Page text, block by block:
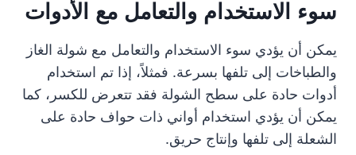
سوء الاستخدام والتعامل مع الأدوات
يمكن أن يؤدي سوء الاستخدام والتعامل مع شولة الغاز
والطباخات إلى تلفها بسرعة. فمثلاً، إذا تم استخدام
أدوات حادة على سطح الشولة فقد تتعرض للكسر، كما
يمكن أن يؤدي استخدام أواني ذات حواف حادة على
الشعلة إلى تلفها وإنتاج حريق.